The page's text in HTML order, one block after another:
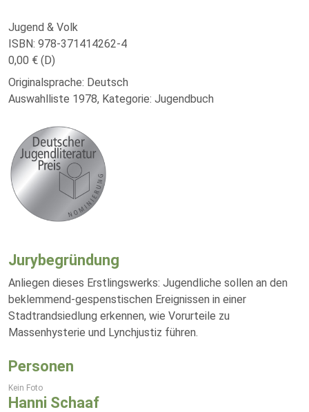
Jugend & Volk
ISBN: 978-371414262-4
0,00 € (D)
Originalsprache: Deutsch
Auswahlliste 1978, Kategorie: Jugendbuch
Jurybegründung
Anliegen dieses Erstlingswerks: Jugendliche sollen an den
beklemmend-gespenstischen Ereignissen in einer
Stadtrandsiedlung erkennen, wie Vorurteile zu
Massenhysterie und Lynchjustiz führen.
Personen
Kein Foto
Hanni Schaaf